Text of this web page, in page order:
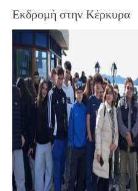
Εκδρομή στην Κέρκυρα